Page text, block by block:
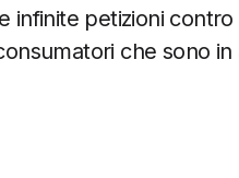
petizioni contro
che sono in